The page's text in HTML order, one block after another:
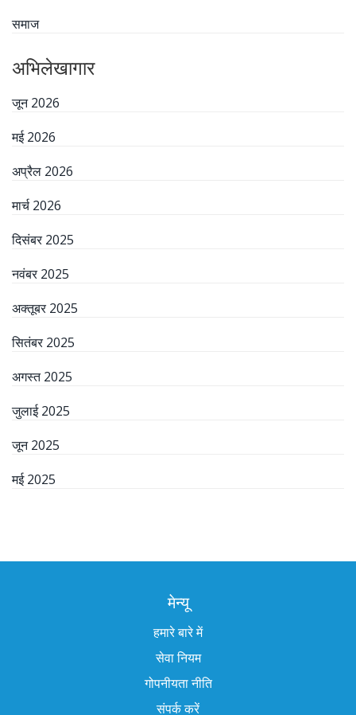
समाज
अभिलेखागार
जून 2026
मई 2026
अप्रैल 2026
मार्च 2026
दिसंबर 2025
नवंबर 2025
अक्तूबर 2025
सितंबर 2025
अगस्त 2025
जुलाई 2025
जून 2025
मई 2025
मेन्यू
हमारे बारे में
सेवा नियम
गोपनीयता नीति
संपर्क करें